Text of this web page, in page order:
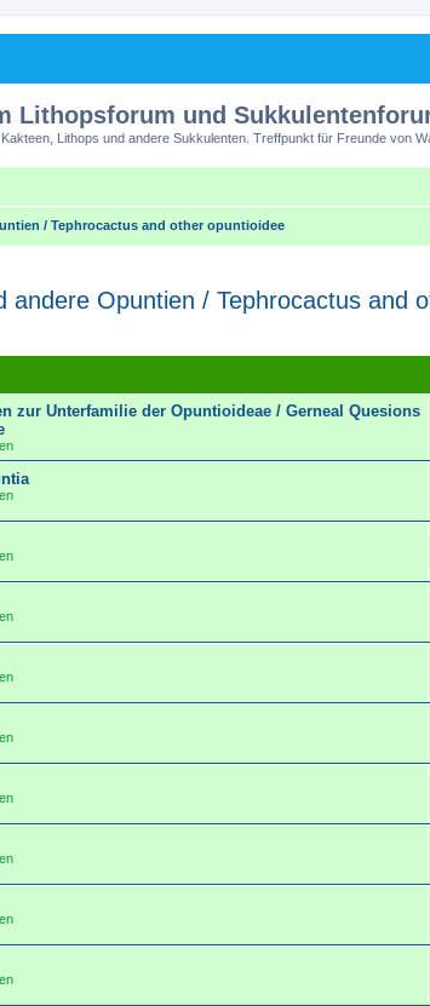
Lithopsforum und
Kakteen, Lithops und andere Sukkulenten. Treffpunkt für Freunde von
/ Tephrocactus and other opuntioidee
andere Opuntien / Tephrocactus and
zur Unterfamilie der Opuntioideae / Gerneal Quesions